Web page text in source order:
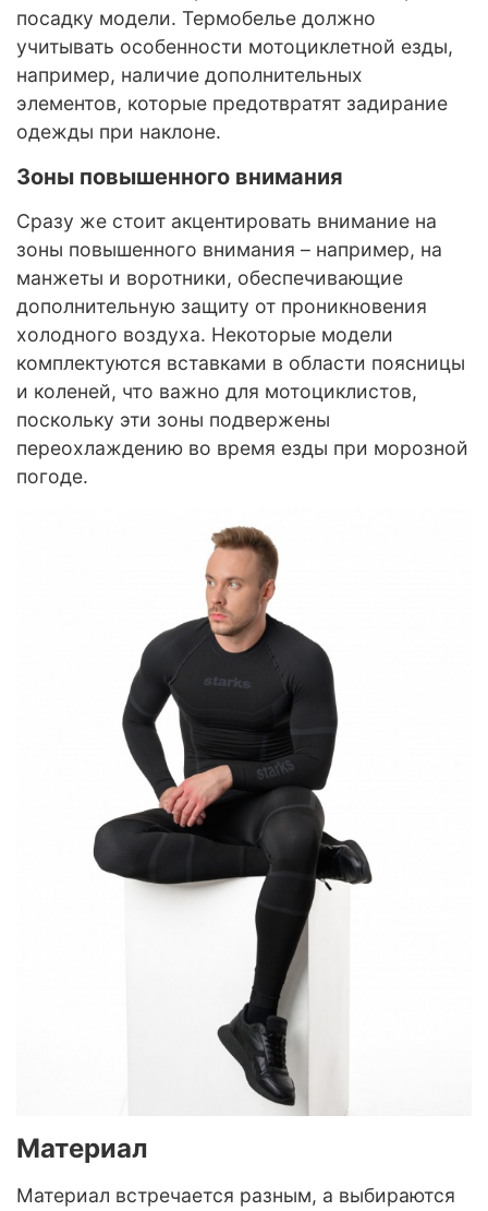
посадку модели. Термобелье должно
учитывать особенности мотоциклетной езды,
например, наличие дополнительных
элементов, которые предотвратят задирание
одежды при наклоне.
Зоны повышенного внимания
Сразу же стоит акцентировать внимание на
зоны повышенного внимания – например, на
манжеты и воротники, обеспечивающие
дополнительную защиту от проникновения
холодного воздуха. Некоторые модели
комплектуются вставками в области поясницы
и коленей, что важно для мотоциклистов,
поскольку эти зоны подвержены
переохлаждению во время езды при морозной
погоде.
Материал
Материал встречается разным, а выбираются